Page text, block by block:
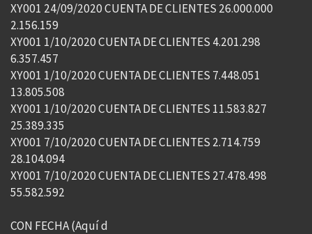
XY001 24/09/2020 CUENTA DE CLIENTES 26.000.000
2.156.159
XY001 1/10/2020 CUENTA DE CLIENTES 4.201.298
6.357.457
XY001 1/10/2020 CUENTA DE CLIENTES 7.448.051
13.805.508
XY001 1/10/2020 CUENTA DE CLIENTES 11.583.827
25.389.335
XY001 7/10/2020 CUENTA DE CLIENTES 2.714.759
28.104.094
XY001 7/10/2020 CUENTA DE CLIENTES 27.478.498
55.582.592
CON FECHA (Aquí d